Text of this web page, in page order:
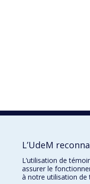
L’UdeM
L’utilisation de
assurer le
à notre utilisation de